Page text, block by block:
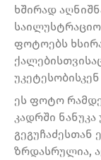
ხშირად
ფოტოებს
ეს ფოტო
კადრში
გეგუჩაძესთან
ზრდასრულია,